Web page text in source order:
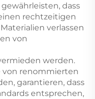
dass
rechtzeitigen
verlassen
von
werden.
von renommierten
garantieren, dass
entsprechen,